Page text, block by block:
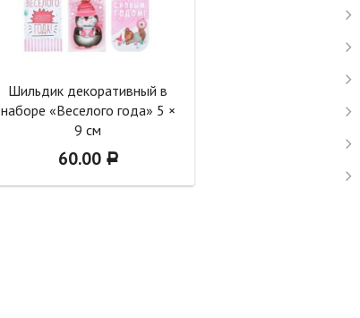
Шильдик декоративный в
наборе «Веселого года» 5 ×
9 см
60.00 Р